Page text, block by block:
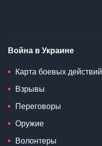
Война в Украине
Карта боевых действий
Взрывы
Переговоры
Оружие
Волонтеры